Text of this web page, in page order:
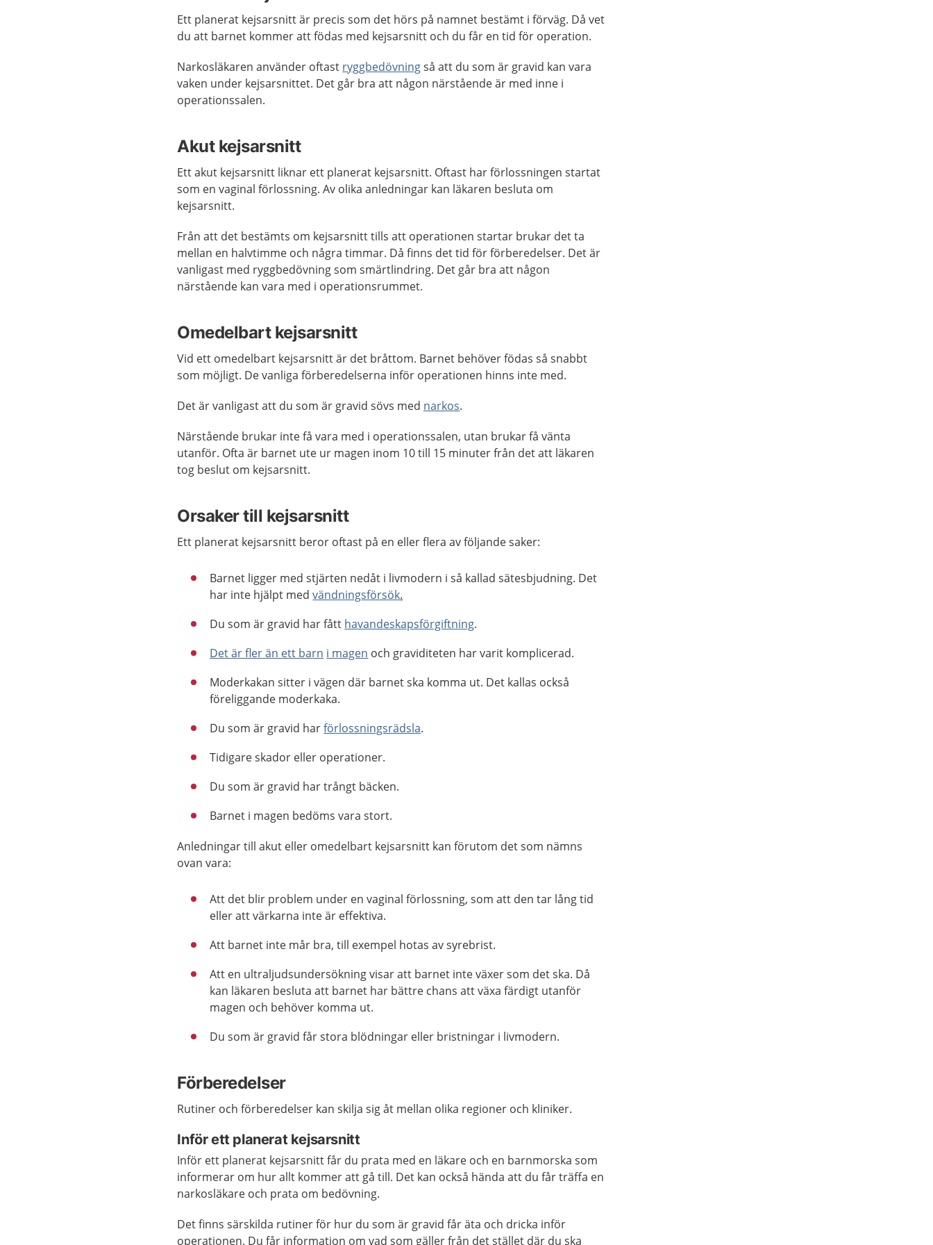
Ett planerat kejsarsnitt är precis som det hörs på namnet bestämt i förväg. Då vet
du att barnet kommer att födas med kejsarsnitt och du får en tid för operation.
Narkosläkaren använder oftast ryggbedövningså att du som är gravid kan vara
vaken under kejsarsnittet. Det går bra att någon närstående är med inne i
operationssalen.
Akut kejsarsnitt
Ett akut kejsarsnitt liknar ett planerat kejsarsnitt. Oftast har förlossningen startat
som en vaginal förlossning. Av olika anledningar kan läkaren besluta om
kejsarsnitt.
Från att det bestämts om kejsarsnitt tills att operationen startar brukar det ta
mellan en halvtimme och några timmar. Då finns det tid för förberedelser. Det är
vanligast med ryggbedövning som smärtlindring. Det går bra att någon
närstående kan vara med i operationsrummet.
Omedelbart kejsarsnitt
Vid ett omedelbart kejsarsnitt är det bråttom. Barnet behöver födas så snabbt
som möjligt. De vanliga förberedelserna inför operationen hinns inte med.
Det är vanligast att du som är gravid sövs med narkos.
Närstående brukar inte få vara med i operationssalen, utan brukar få vänta
utanför. Ofta är barnet ute ur magen inom 10 till 15 minuter från det att läkaren
tog beslut om kejsarsnitt.
Orsaker till kejsarsnitt
Ett planerat kejsarsnitt beror oftast på en eller flera av följande saker:
Barnet ligger med stjärten nedåt i livmodern i så kallad sätesbjudning. Det
har inte hjälpt medvändningsförsök.
Du som är gravid har fått havandeskapsförgiftning.
Det är fler än ett barn i magen och graviditeten har varit komplicerad.
Moderkakan sitter i vägen där barnet ska komma ut. Det kallas också
föreliggande moderkaka.
Du som är gravid harförlossningsrädsla.
Tidigare skador eller operationer.
Du som är gravid har trångt bäcken.
Barnet i magen bedöms vara stort.
Anledningar till akut eller omedelbart kejsarsnitt kan förutom det som nämns
ovan vara:
Att det blir problem under en vaginal förlossning, som att den tar lång tid
eller att värkarna inte är effektiva.
Att barnet inte mår bra, till exempel hotas av syrebrist.
Att en ultraljudsundersökning visar att barnet inte växer som det ska. Då
kan läkaren besluta att barnet har bättre chans att växa färdigt utanför
magen och behöver komma ut.
Du som är gravid får stora blödningar eller bristningar i livmodern.
Förberedelser
Rutiner och förberedelser kan skilja sig åt mellan olika regioner och kliniker.
Inför ett planerat kejsarsnitt
Inför ett planerat kejsarsnitt får du prata med en läkare och en barnmorska som
informerar om hur allt kommer att gå till. Det kan också hända att du får träffa en
narkosläkare och prata om bedövning.
Det finns särskilda rutiner för hur du som är gravid får äta och dricka inför
operationen. Du får information om vad som gäller från det stället där du ska